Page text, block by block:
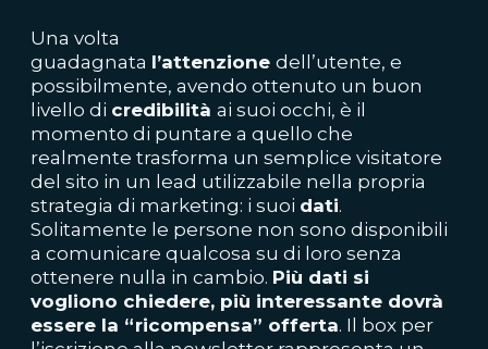
Una volta
guadagnata l’attenzione dell’utente, e
possibilmente, avendo ottenuto un buon
livello di credibilità ai suoi occhi, è il
momento di puntare a quello che
realmente trasforma un semplice visitatore
del sito in un lead utilizzabile nella propria
strategia di marketing: i suoi dati.
Solitamente le persone non sono disponibili
a comunicare qualcosa su di loro senza
ottenere nulla in cambio. Più dati si
vogliono chiedere, più interessante dovrà
essere la “ricompensa” offerta. Il box per